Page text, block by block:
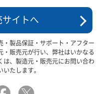
サイトへ
・製品保証・サポート・アフター
・販売元が行い、弊社はいかなる
は、製造元・販売元にお問い合わ
たします。